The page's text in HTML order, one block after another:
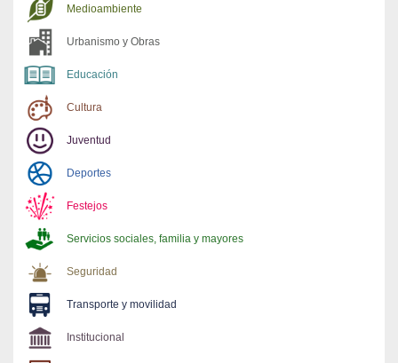
Medioambiente
Urbanismo y Obras
Educación
Cultura
Juventud
Deportes
Festejos
Servicios sociales, familia y mayores
Seguridad
Transporte y movilidad
Institucional